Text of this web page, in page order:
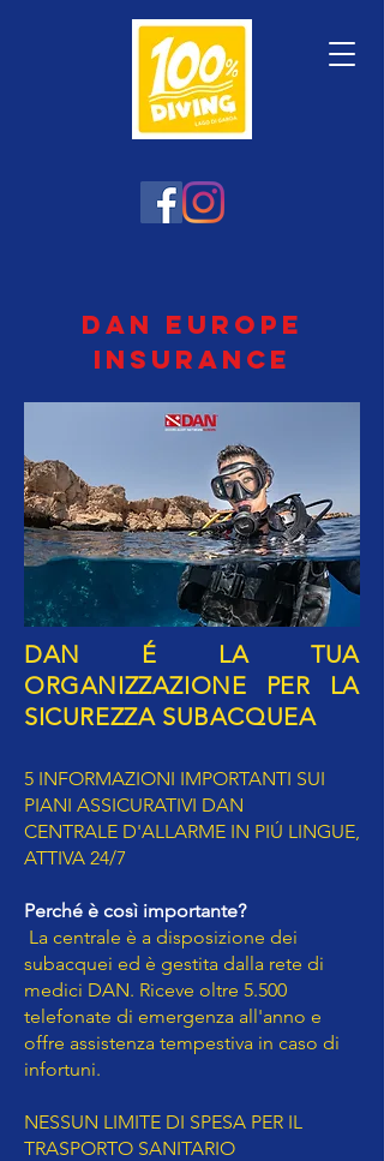
DAN EUROPE
INSURANCE
DAN É LA TUA
ORGANIZZAZIONE PER LA
SICUREZZA SUBACQUEA
5 INFORMAZIONI IMPORTANTI SUI
PIANI ASSICURATIVI DAN
CENTRALE D'ALLARME IN PIÚ LINGUE,
ATTIVA 24/7
Perché è così importante?
La centrale è a disposizione dei
subacquei ed è gestita dalla rete di
medici DAN. Riceve oltre 5.500
telefonate di emergenza all'anno e
offre assistenza tempestiva in caso di
infortuni.
NESSUN LIMITE DI SPESA PER IL
TRASPORTO SANITARIO